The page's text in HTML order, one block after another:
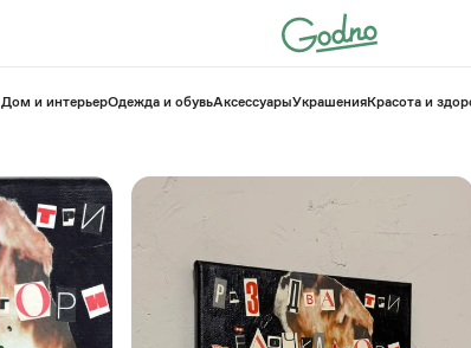
⁠Дом и интерьерОдежда и обувьАксессуарыУкрашенияКрасота и